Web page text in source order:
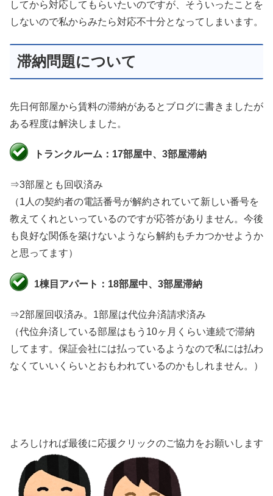
してから対応してもらいたいのですが、そういったことを
しないので私からみたら対応不十分となってしまいます。
滞納問題について
先日何部屋から賃料の滞納があるとブログに書きましたが
ある程度は解決しました。
トランクルーム：17部屋中、3部屋滞納
⇒3部屋とも回収済み
（1人の契約者の電話番号が解約されていて新しい番号を
教えてくれといっているのですが応答がありません。今後
も良好な関係を築けないようなら解約もチカつかせようか
と思ってます）
1棟目アパート：18部屋中、3部屋滞納
⇒2部屋回収済み。1部屋は代位弁済請求済み
（代位弁済している部屋はもう10ヶ月くらい連続で滞納
してます。保証会社には払っているようなので私には払わ
なくていいくらいとおもわれているのかもしれません。）
よろしければ最後に応援クリックのご協力をお願いします